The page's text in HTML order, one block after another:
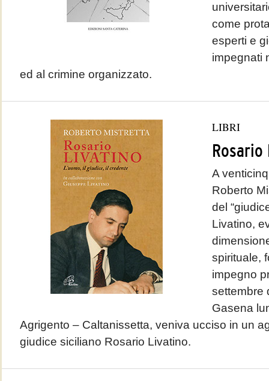
come
esperti e
impegnati
ed al crimine organizzato.
LIBRI
A
Roberto
del
Livatino,
spirituale,
impegno
settembre
Gasena
Agrigento – Caltanissetta, veniva ucciso in un
giudice siciliano Rosario Livatino.